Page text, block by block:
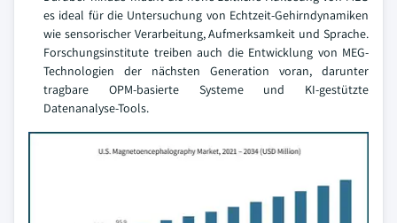
es ideal für die Untersuchung von Echtzeit-Gehirndynamiken
wie sensorischer Verarbeitung, Aufmerksamkeit und Sprache.
Forschungsinstitute treiben auch die Entwicklung von MEG-
Technologien der nächsten Generation voran, darunter
tragbare OPM-basierte Systeme und KI-gestützte
Datenanalyse-Tools.